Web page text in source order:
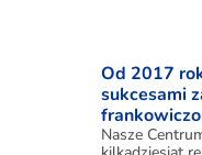
Od 2017
sukcesami
Nasze